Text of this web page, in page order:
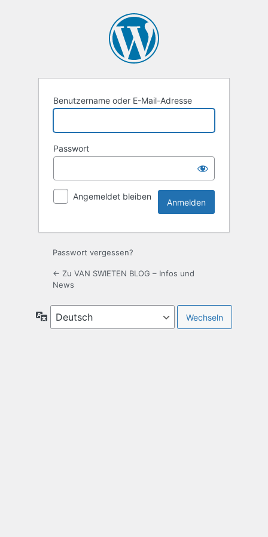
Benutzername oder E-Mail-Adresse
Passwort
Angemeldet bleiben
Passwort vergessen?
← Zu VAN SWIETEN BLOG – Infos und
News
Sprache